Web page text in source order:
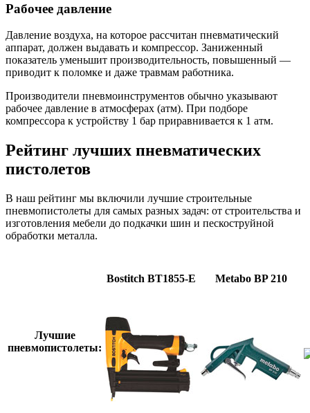
Рабочее давление
Давление воздуха, на которое рассчитан пневматический
аппарат, должен выдавать и компрессор. Заниженный
показатель уменьшит производительность, повышенный —
приводит к поломке и даже травмам работника.
Производители пневмоинструментов обычно указывают
рабочее давление в атмосферах (атм). При подборе
компрессора к устройству 1 бар приравнивается к 1 атм.
Рейтинг лучших пневматических
пистолетов
В наш рейтинг мы включили лучшие строительные
пневмопистолеты для самых разных задач: от строительства и
изготовления мебели до подкачки шин и пескоструйной
обработки металла.
Лучшие
пневмопистолеты:
Bostitch BT1855-E Metabo BP 210